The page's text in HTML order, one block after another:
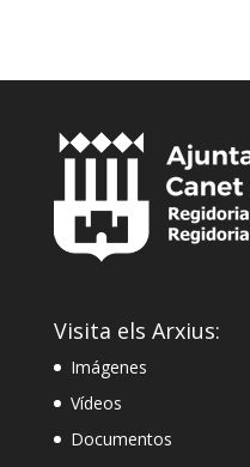
Visita els Arxius:
Imágenes
Vídeos
Documentos